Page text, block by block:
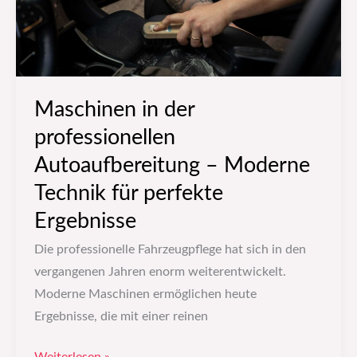
Maschinen in der
professionellen
Autoaufbereitung – Moderne
Technik für perfekte
Ergebnisse
Die professionelle Fahrzeugpflege hat sich in den
vergangenen Jahren enorm weiterentwickelt.
Moderne Maschinen ermöglichen heute
Ergebnisse, die mit einer reinen
Moderne
Technik
perfekte